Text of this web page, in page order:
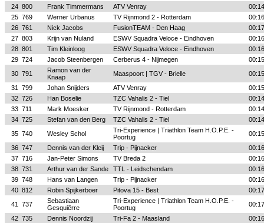
24 800 Frank Timmermans ATV Venray
25 769 Werner Urbanus TV Rijnmond 2 - Rotterdam
26 761 Nick Jacobs FusionTEAM - Den Haag
27 803 Krijn van Nuland ESWV Squadra Veloce - Eindhoven
28 801 Tim Kleinloog ESWV Squadra Veloce - Eindhoven
29 724 Jacob Steenbergen Cerberus 4 - Nijmegen
30 791
Ramon van der
Knaap
Maaspoort | TGV - Brielle
31
799 Johan Snijders ATV Venray
32 726 Han Boselie TZC Vahalis 2 - Tiel
33 711 Mark Moesker TV Rijnmond - Rotterdam
34 725 Stefan van den Berg TZC Vahalis 2 - Tiel
35 740 Wesley Schol
Tri-Experience | Triathlon Team H.O.P.E. -
Poortug
36 747 Dennis van der Kleij Trip - Pijnacker
37 716 Jan-Peter Simons TV Breda 2
38 731 Arthur van der Sande TTL - Leidschendam
39 748 Hans van Langen Trip - Pijnacker
40 812 Robin Spijkerboer Pitova 15 - Best
41
737
Sebastiaan
Gesquiêrre
Tri-Experience | Triathlon Team H.O.P.E. -
Poortug
42 735 Dennis Noordzij Tri-Fa 2 - Maasland